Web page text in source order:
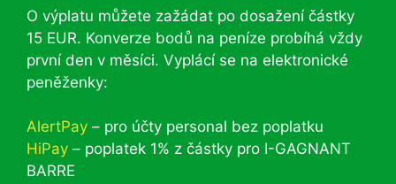
O výplatu můžete zažádat po dosažení částky
15 EUR. Konverze bodů na peníze probíhá vždy
první den v měsíci. Vyplácí se na elektronické
peněženky:
AlertPay – pro účty personal bez poplatku
HiPay – poplatek 1% z částky pro I-GAGNANT
BARRE